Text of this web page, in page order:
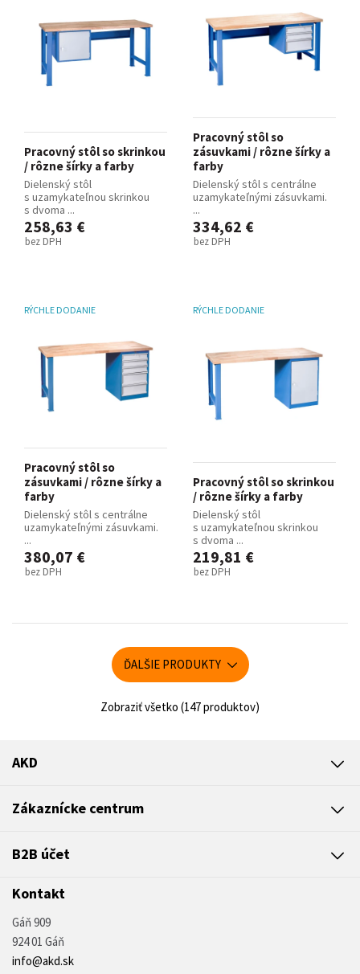
Pracovný stôl so skrinkou
/ rôzne šírky a farby
Dielenský stôl
s uzamykateľnou skrinkou
s dvoma ...
258,63 €
bez DPH
Pracovný stôl so
zásuvkami / rôzne šírky a
farby
Dielenský stôl s centrálne
uzamykateľnými zásuvkami.
...
334,62 €
bez DPH
RÝCHLE DODANIE
Pracovný stôl so
zásuvkami / rôzne šírky a
farby
Dielenský stôl s centrálne
uzamykateľnými zásuvkami.
...
380,07 €
bez DPH
RÝCHLE DODANIE
Pracovný stôl so skrinkou
/ rôzne šírky a farby
Dielenský stôl
s uzamykateľnou skrinkou
s dvoma ...
219,81 €
bez DPH
ĎALŠIE PRODUKTY
Zobraziť všetko (147 produktov)
AKD
Zákaznícke centrum
B2B účet
Kontakt
Gáň 909
924 01 Gáň
info@akd.sk